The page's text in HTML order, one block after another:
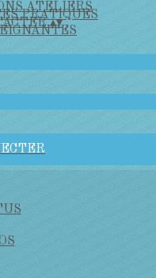
ATELIERS
PRATIQUES
▴▾